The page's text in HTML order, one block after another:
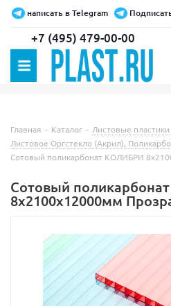
написать в Telegram
+7 (495) 479-00-00
Главная - Каталог - Листовые пластики
Листовое Оргстекло (Акрил),
Сотовый поликарбонат КОЛИБРИ
Сотовый
8х2100х12000мм